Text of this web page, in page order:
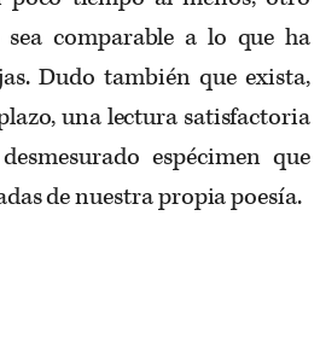
comparable a lo que ha
Dudo también que exista,
una lectura satisfactoria
espécimen que
de nuestra propia poesía.